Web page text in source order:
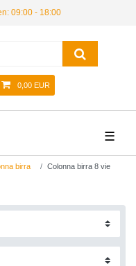
09:00 - 18:00
0,00 EUR
☰
birra Colonna birra 8 vie